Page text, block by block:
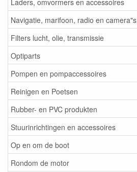
Navigatie, marifoon, radio en camera"s
Filters lucht, olie, transmissie
Optiparts
Pompen en pompaccessoires
Reinigen en Poetsen
Rubber- en PVC produkten
Stuurinrichtingen en accessoires
Op en om de boot
Rondom de motor